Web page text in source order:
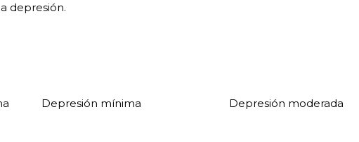
depresión.
Depresión mínima Depresión moderada